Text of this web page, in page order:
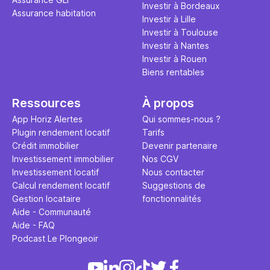
Assurance habitation
Investir à Bordeaux
Investir à Lille
Investir à Toulouse
Investir à Nantes
Investir à Rouen
Biens rentables
Ressources
App Horiz Alertes
Plugin rendement locatif
Crédit immobilier
Investissement immobilier
Investissement locatif
Calcul rendement locatif
Gestion locataire
Aide - Communauté
Aide - FAQ
Podcast Le Plongeoir
À propos
Qui sommes-nous ?
Tarifs
Devenir partenaire
Nos CGV
Nous contacter
Suggestions de
fonctionnalités